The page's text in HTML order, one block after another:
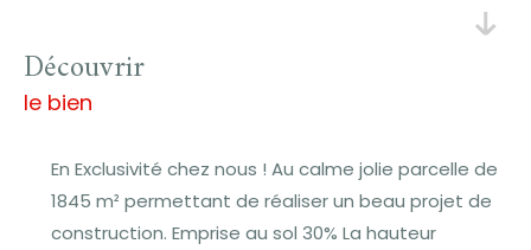
découvrir
le bien
En Exclusivité chez nous ! Au calme jolie parcelle de
1845 m² permettant de réaliser un beau projet de
construction. Emprise au sol 30% La hauteur